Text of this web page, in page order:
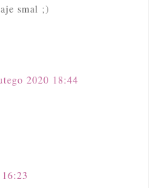
smal ;)
2020 18:44